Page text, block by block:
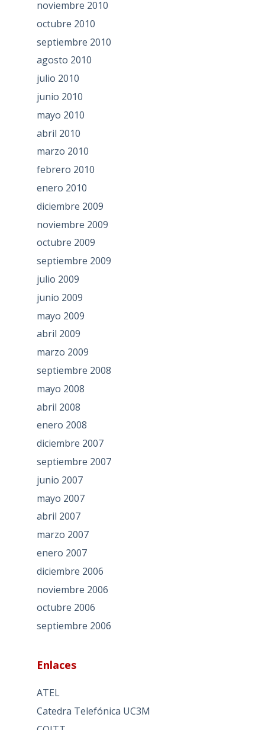
noviembre 2010
octubre 2010
septiembre 2010
agosto 2010
julio 2010
junio 2010
mayo 2010
abril 2010
marzo 2010
febrero 2010
enero 2010
diciembre 2009
noviembre 2009
octubre 2009
septiembre 2009
julio 2009
junio 2009
mayo 2009
abril 2009
marzo 2009
septiembre 2008
mayo 2008
abril 2008
enero 2008
diciembre 2007
septiembre 2007
junio 2007
mayo 2007
abril 2007
marzo 2007
enero 2007
diciembre 2006
noviembre 2006
octubre 2006
septiembre 2006
Enlaces
ATEL
Catedra Telefónica UC3M